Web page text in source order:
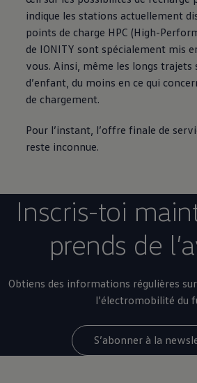
indique les stations actuellement
points de charge HPC (High-
de IONITY sont spécialement mis
vous. Ainsi, même les longs trajets
d’enfant, du moins en ce qui
de chargement.
Pour l’instant, l’offre finale de
reste inconnue.
Inscris-toi
prends de
Obtiens des informations régulières
l’électromobilité du
S’abonner à la